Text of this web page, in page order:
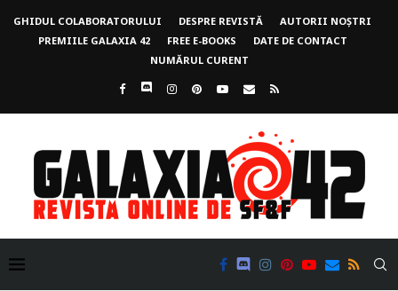
GHIDUL COLABORATORULUI DESPRE REVISTĂ
AUTORII NOȘTRI
PREMIILE GALAXIA 42
FREE E-BOOKS
DATE DE CONTACT
NUMĂRUL CURENT